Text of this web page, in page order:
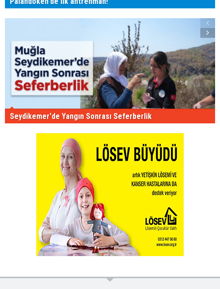
Seydikemer'de Yangın Sonrası Seferberlik